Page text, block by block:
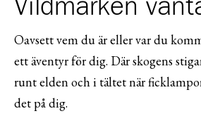
Vildmarken
Oavsett vem du är eller var du
ett äventyr för dig. Där skogens
runt elden och i tältet när
det på dig.